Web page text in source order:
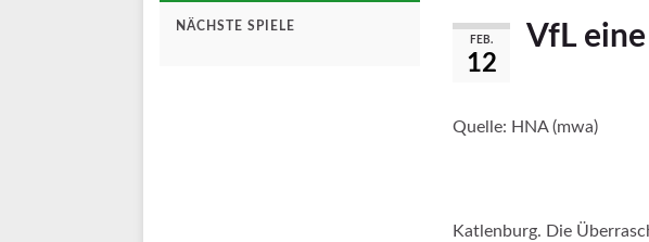
FEB.
12
VfL
Quelle: HNA (mwa)
Katlenburg. Die
NÄCHSTE SPIELE